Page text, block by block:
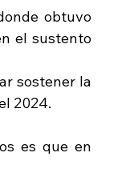
obtuvo
el sustento
sostener la
2024.
es que en